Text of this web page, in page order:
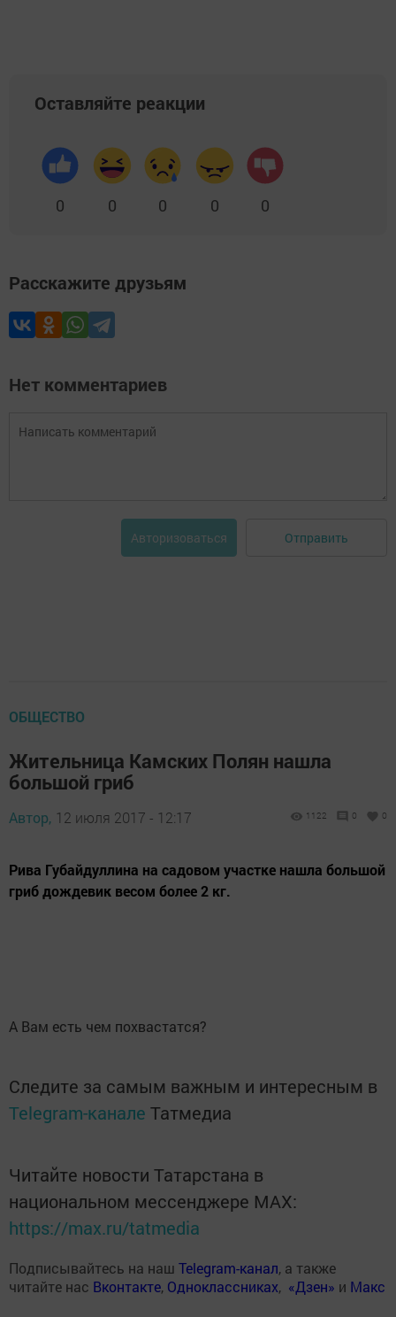
Оставляйте реакции
0 0 0 0 0
Расскажите друзьям
Нет комментариев
Авторизоваться Отправить
ОБЩЕСТВО
Жительница Камских Полян нашла
большой гриб
Автор, 12 июля 2017 - 12:17 1122 0 0
Рива Губайдуллина на садовом участке нашла большой
гриб дождевик весом более 2 кг.
А Вам есть чем похвастатся?
Следите за самым важным и интересным в
Telegram-канале Татмедиа
Читайте новости Татарстана в
национальном мессенджере MАХ:
https://max.ru/tatmedia
Подписывайтесь на наш Telegram-канал, а также
читайте нас Вконтакте, Одноклассниках, «Дзен» и Макс